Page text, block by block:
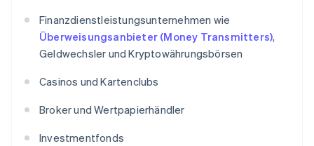
Finanzdienstleistungsunternehmen wie
Überweisungsanbieter (Money Transmitters),
Geldwechsler und Kryptowährungsbörsen
Casinos und Kartenclubs
Broker und Wertpapierhändler
Investmentfonds